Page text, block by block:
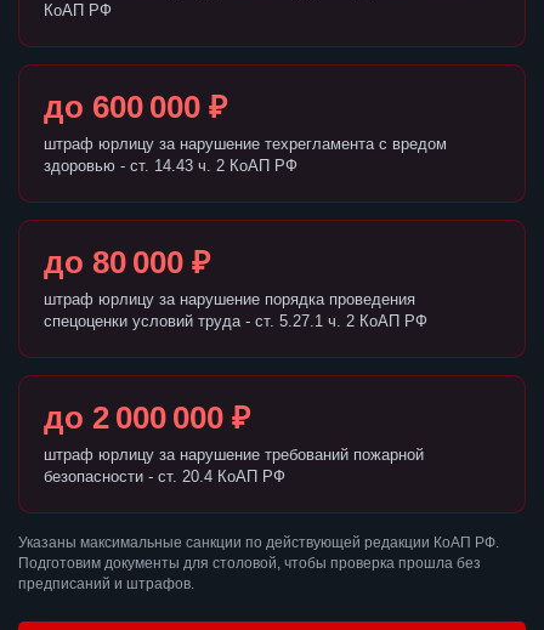
КоАП РФ
до 600 000 ₽
штраф юрлицу за нарушение техрегламента с вредом
здоровью - ст. 14.43 ч. 2 КоАП РФ
до 80 000 ₽
штраф юрлицу за нарушение порядка проведения
спецоценки условий труда - ст. 5.27.1 ч. 2 КоАП РФ
до 2 000 000 ₽
штраф юрлицу за нарушение требований пожарной
безопасности - ст. 20.4 КоАП РФ
Указаны максимальные санкции по действующей редакции КоАП РФ.
Подготовим документы для столовой, чтобы проверка прошла без
предписаний и штрафов.